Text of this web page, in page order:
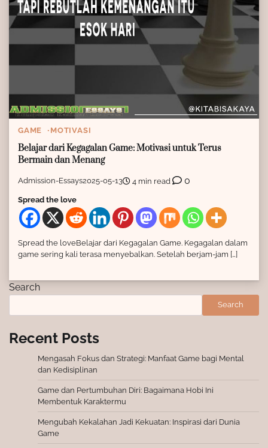
GAME MOTIVASI
Belajar dari Kegagalan Game: Motivasi untuk Terus
Bermain dan Menang
Admission-Essays2025-05-13 4 min read 0
Spread the love
Spread the loveBelajar dari Kegagalan Game. Kegagalan dalam
game sering kali terasa menyebalkan. Setelah berjam-jam […]
Search
Search
Recent Posts
Mengasah Fokus dan Strategi: Manfaat Game bagi Mental
dan Kedisiplinan
Game dan Pertumbuhan Diri: Bagaimana Hobi Ini
Membentuk Karaktermu
Mengubah Kekalahan Jadi Kekuatan: Inspirasi dari Dunia
Game